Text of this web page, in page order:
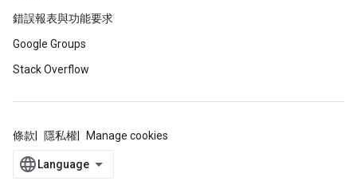
錯誤報表與功能要求
Google Groups
Stack Overflow
條款 隱私權 Manage cookies